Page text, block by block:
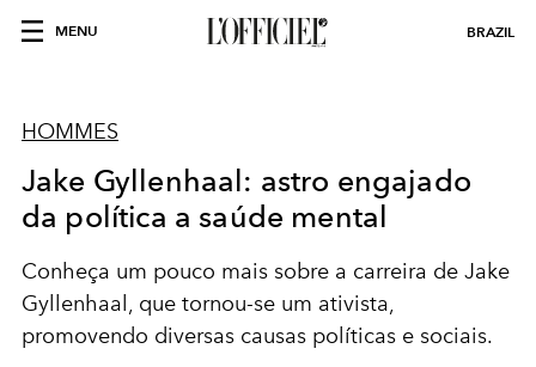
MENU BRAZIL
HOMMES
Jake Gyllenhaal: astro engajado
da política a saúde mental
Conheça um pouco mais sobre a carreira de Jake
Gyllenhaal, que tornou-se um ativista,
promovendo diversas causas políticas e sociais.